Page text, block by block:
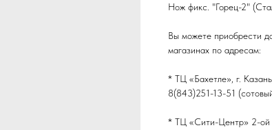
Нож фикс. "Горец-2"
Вы можете приобрести
магазинах по адресам:
* ТЦ «Бахетле», г.
8(843)251-13-51
* ТЦ «Сити-Центр» 2-ой